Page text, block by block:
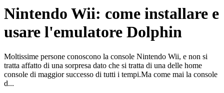
Nintendo Wii: come installare e
usare l'emulatore Dolphin
Moltissime persone conoscono la console Nintendo Wii, e non si
tratta affatto di una sorpresa dato che si tratta di una delle home
console di maggior successo di tutti i tempi.Ma come mai la console
d...